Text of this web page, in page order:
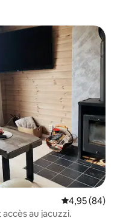
Évaluation
4,95 (84)
au jacuzzi.